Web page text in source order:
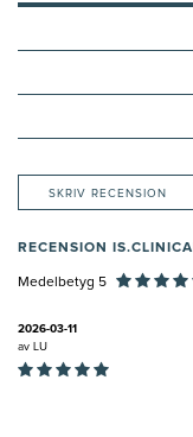
SKRIV RECENSION
RECENSION
Medelbetyg 5
2026-03-11
av LU